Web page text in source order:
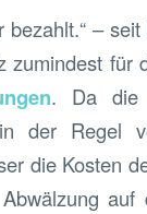
bezahlt.“ –
zumindest für
. Da die
der Regel
die Kosten
auf